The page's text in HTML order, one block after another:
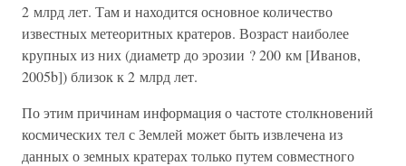
2 млрд лет. Там и находится основное количество
известных метеоритных кратеров. Возраст наиболее
крупных из них (диаметр до эрозии ? 200 км [Иванов,
2005b]) близок к 2 млрд лет.
По этим причинам информация о частоте столкновений
космических тел с Землей может быть извлечена из
данных о земных кратерах только путем совместного